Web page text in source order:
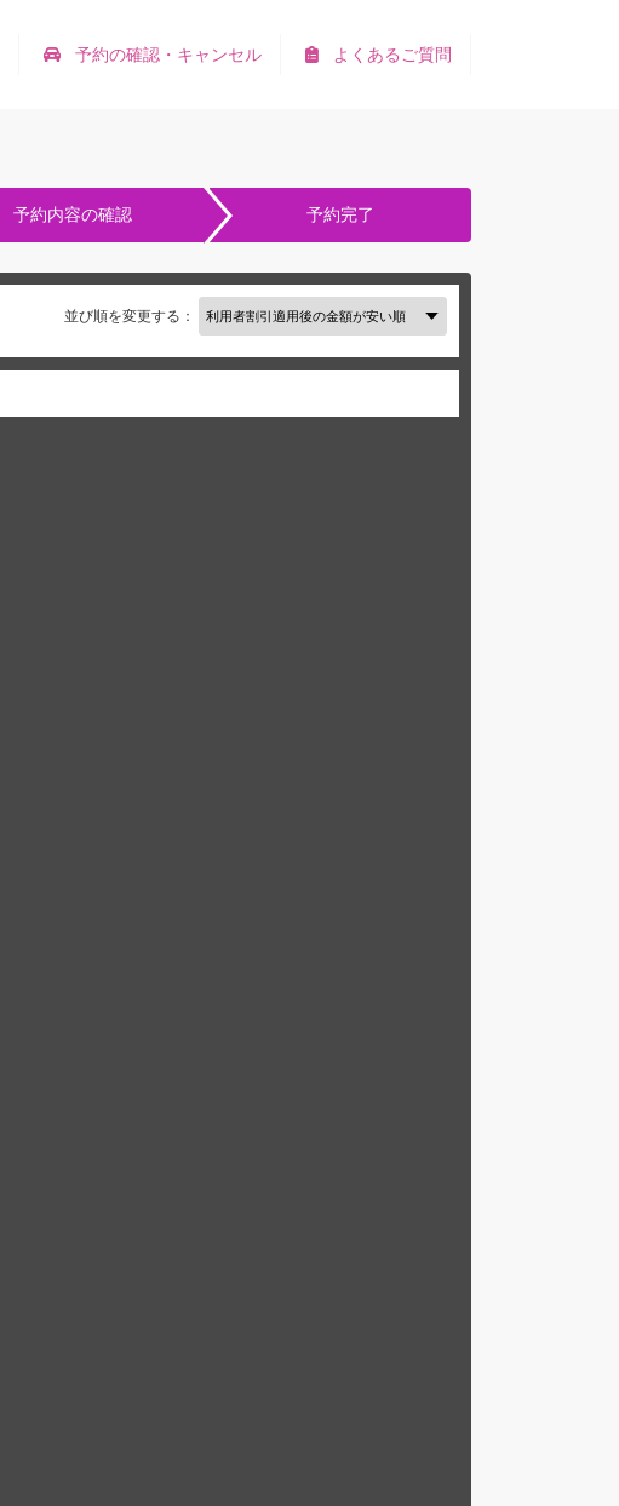
よくあるご質問
予約の確認・キャンセル
予約内容の確認 予約完了
並び順を変更する：